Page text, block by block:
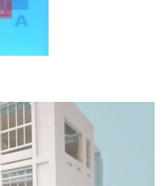
方へ
情報の公表・公開